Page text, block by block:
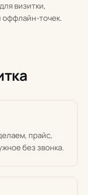
визитки,
оффлайн-точек.
прайс,
без звонка.